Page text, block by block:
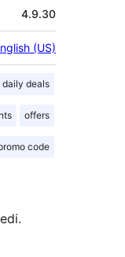
4.9.30
(US)
daily deals
offers
code